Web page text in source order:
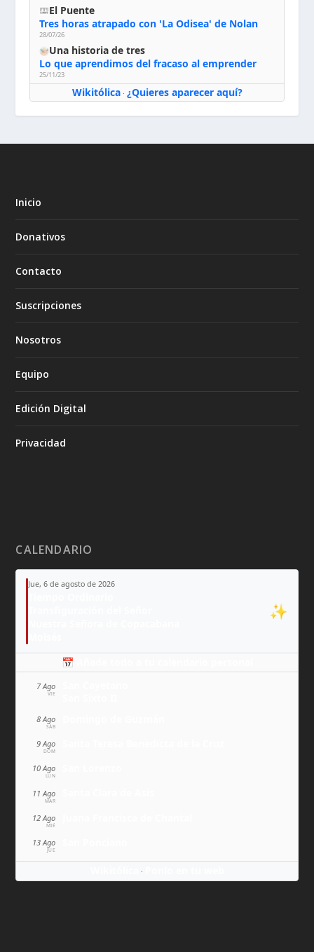
El Puente
Tres horas atrapado con 'La Odisea' de Nolan
28/07/26
Una historia de tres
Lo que aprendimos del fracaso al emprender
25/11/23
Wikitólica· ¿Quieres aparecer aquí?
Inicio
Donativos
Contacto
Suscripciones
Nosotros
Equipo
Edición Digital
Privacidad
CALENDARIO
Jue, 6 de agosto de 2026
✨
📅 Añade todo a tu calendario personal
7 Ago
VIE
8 Ago
SÁB
9 Ago
DOM
10 Ago
LUN
11 Ago
MAR
12 Ago
MIÉ
13 Ago
JUE
·